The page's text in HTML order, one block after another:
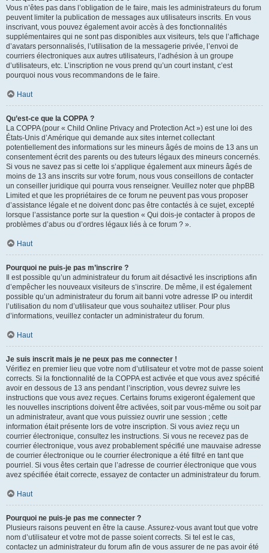
Vous n’êtes pas dans l’obligation de le faire, mais les administrateurs du forum
peuvent limiter la publication de messages aux utilisateurs inscrits. En vous
inscrivant, vous pouvez également avoir accès à des fonctionnalités
supplémentaires qui ne sont pas disponibles aux visiteurs, tels que l’affichage
d’avatars personnalisés, l’utilisation de la messagerie privée, l’envoi de
courriers électroniques aux autres utilisateurs, l’adhésion à un groupe
d’utilisateurs, etc. L’inscription ne vous prend qu’un court instant, c’est
pourquoi nous vous recommandons de le faire.
Haut
Qu’est-ce que la COPPA ?
La COPPA (pour « Child Online Privacy and Protection Act ») est une loi des
États-Unis d’Amérique qui demande aux sites internet collectant
potentiellement des informations sur les mineurs âgés de moins de 13 ans un
consentement écrit des parents ou des tuteurs légaux des mineurs concernés.
Si vous ne savez pas si cette loi s’applique également aux mineurs âgés de
moins de 13 ans inscrits sur votre forum, nous vous conseillons de contacter
un conseiller juridique qui pourra vous renseigner. Veuillez noter que phpBB
Limited et que les propriétaires de ce forum ne peuvent pas vous proposer
d’assistance légale et ne doivent donc pas être contactés à ce sujet, excepté
lorsque l’assistance porte sur la question « Qui dois-je contacter à propos de
problèmes d’abus ou d’ordres légaux liés à ce forum ? ».
Haut
Pourquoi ne puis-je pas m’inscrire ?
Il est possible qu’un administrateur du forum ait désactivé les inscriptions afin
d’empêcher les nouveaux visiteurs de s’inscrire. De même, il est également
possible qu’un administrateur du forum ait banni votre adresse IP ou interdit
l’utilisation du nom d’utilisateur que vous souhaitez utiliser. Pour plus
d’informations, veuillez contacter un administrateur du forum.
Haut
Je suis inscrit mais je ne peux pas me connecter !
Vérifiez en premier lieu que votre nom d’utilisateur et votre mot de passe soient
corrects. Si la fonctionnalité de la COPPA est activée et que vous avez spécifié
avoir en dessous de 13 ans pendant l’inscription, vous devrez suivre les
instructions que vous avez reçues. Certains forums exigeront également que
les nouvelles inscriptions doivent être activées, soit par vous-même ou soit par
un administrateur, avant que vous puissiez ouvrir une session ; cette
information était présente lors de votre inscription. Si vous aviez reçu un
courrier électronique, consultez les instructions. Si vous ne recevez pas de
courrier électronique, vous avez probablement spécifié une mauvaise adresse
de courrier électronique ou le courrier électronique a été filtré en tant que
pourriel. Si vous êtes certain que l’adresse de courrier électronique que vous
avez spécifiée était correcte, essayez de contacter un administrateur du forum.
Haut
Pourquoi ne puis-je pas me connecter ?
Plusieurs raisons peuvent en être la cause. Assurez-vous avant tout que votre
nom d’utilisateur et votre mot de passe soient corrects. Si tel est le cas,
contactez un administrateur du forum afin de vous assurer de ne pas avoir été